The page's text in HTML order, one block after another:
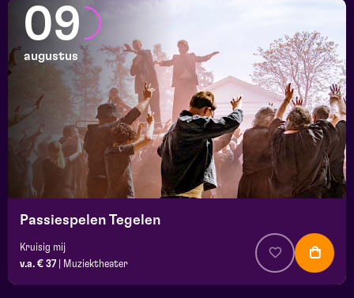
09
augustus
Passiespelen Tegelen
Kruisig mij
v.a. € 37
Muziektheater